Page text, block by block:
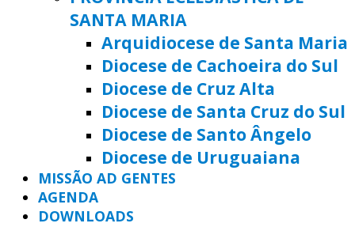
SANTA MARIA
Arquidiocese de Santa Maria
Diocese de Cachoeira do Sul
Diocese de Cruz Alta
Diocese de Santa Cruz do Sul
Diocese de Santo Ângelo
Diocese de Uruguaiana
MISSÃO AD GENTES
AGENDA
DOWNLOADS